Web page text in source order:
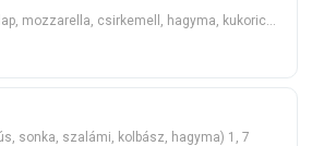
sonka, szalámi, kolbász, hagyma) 1, 7